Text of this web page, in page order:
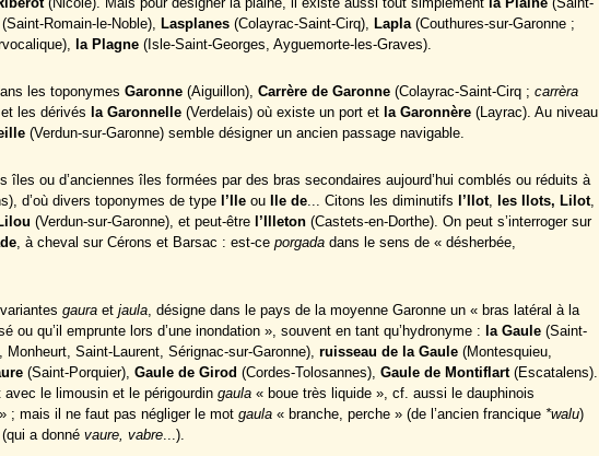
(Saint-Romain-le-Noble), Lasplanes (Colayrac-Saint-Cirq), Lapla(Couthures-sur-Garonne ;
la Plagne (Isle-Saint-Georges, Ayguemorte-les-Graves).
les toponymesGaronne (Aiguillon),Carrère de Garonne (Colayrac-Saint-Cirq ;carrèra
les dérivés la Garonnelle (Verdelais) où existe un port et la Garonnère (Layrac). Au niveau
(Verdun-sur-Garonne) semble désigner un ancien passage navigable.
îles ou d’anciennes îles formées par des bras secondaires aujourd’hui comblés ou réduits à
d’où divers toponymes de type l’Ile ou Ile de... Citons les diminutifs l’Ilot, les Ilots, Lilot,
(Verdun-sur-Garonne), et peut-être l’Illeton (Castets-en-Dorthe). On peut s’interroger sur
, à cheval sur Cérons et Barsac : est-ceporgada dans le sens de « désherbée,
gaura etjaula, désigne dans le pays de la moyenne Garonne un « bras latéral à la
ou qu’il emprunte lors d’une inondation », souvent en tant qu’hydronyme : la Gaule (Saint-
Monheurt, Saint-Laurent, Sérignac-sur-Garonne),ruisseau de la Gaule(Montesquieu,
(Saint-Porquier),Gaule de Girod (Cordes-Tolosannes),Gaule de Montiflart(Escatalens).
avec le limousin et le périgourdingaula « boue très liquide », cf. aussi le dauphinois
; mais il ne faut pas négliger le motgaula « branche, perche » (de l’ancien francique *walu)
(qui a donnévaure, vabre...).